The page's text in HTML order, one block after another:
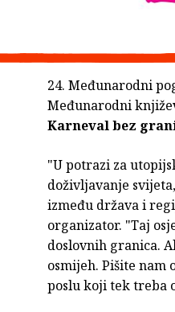
24. Međunarodni
Međunarodni
Karneval bez
"U potrazi za
doživljavanje
između država i
organizator. "Taj
doslovnih granica.
osmijeh. Pišite nam
poslu koji tek treba